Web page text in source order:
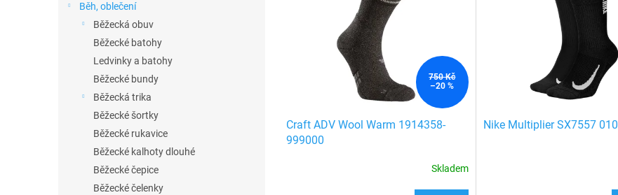
Běh, oblečení
Běžecká obuv
Běžecké batohy
Ledvinky a batohy
Běžecké bundy
Běžecká trika
Běžecké šortky
Běžecké rukavice
Běžecké kalhoty dlouhé
Běžecké čepice
Běžecké čelenky
750 Kč
–20 %
Craft ADV Wool Warm 1914358-
999000
Skladem
Nike Multiplier SX7557 010